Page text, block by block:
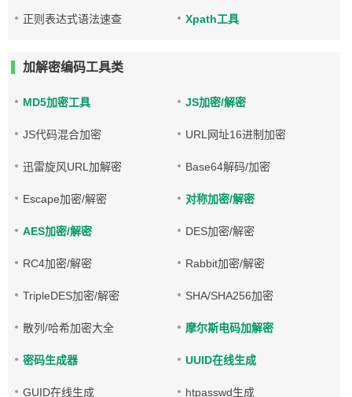
正则表达式语法速查 Xpath工具
加解密编码工具类
MD5加密工具 JS加密/解密
JS代码混合加密 URL网址16进制加密
迅雷旋风URL加解密 Base64解码/加密
Escape加密/解密 对称加密/解密
AES加密/解密 DES加密/解密
RC4加密/解密 Rabbit加密/解密
TripleDES加密/解密 SHA/SHA256加密
散列/哈希加密大全 摩尔斯电码加解密
密码生成器 UUID在线生成
GUID在线生成 htpasswd生成